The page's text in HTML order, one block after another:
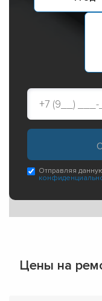
Отправляя
Цены на